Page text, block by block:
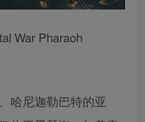
哈尼迦勒巴特的亚